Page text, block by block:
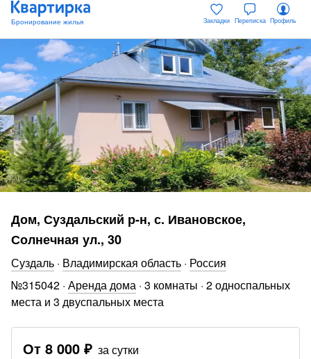
Закладки Переписка Профиль
Дом, Суздальский р-н, с. Ивановское,
Солнечная ул., 30
Суздаль · Владимирская область · Россия
№315042 · Аренда дома · 3 комнаты · 2 односпальных
места и 3 двуспальных места
От 8 000 ₽ за сутки